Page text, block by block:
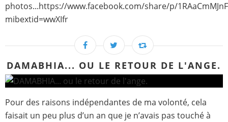
photos...https://www.facebook.com/share/p/
mibextid=wwXIfr
DAMABHIA... OU LE RETOUR DE L'ANGE.
Pour des raisons indépendantes de ma volonté, cela
faisait un peu plus d’un an que je n’avais pas touché à